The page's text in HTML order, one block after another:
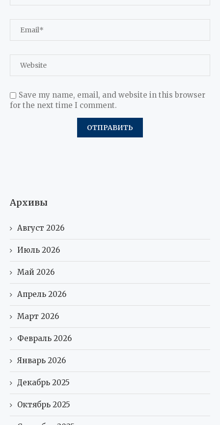
Save my name, email, and website in this browser
for the next time I comment.
Архивы
Август 2026
Июль 2026
Май 2026
Апрель 2026
Март 2026
Февраль 2026
Январь 2026
Декабрь 2025
Октябрь 2025